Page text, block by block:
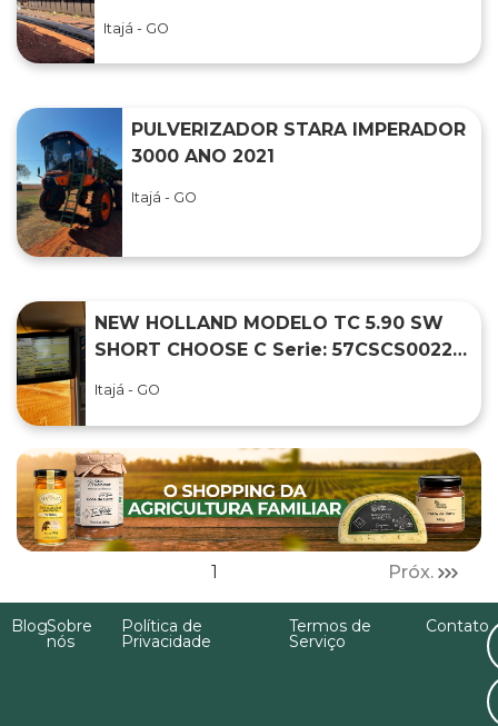
Itajá - GO
PULVERIZADOR STARA IMPERADOR
3000 ANO 2021
Itajá - GO
NEW HOLLAND MODELO TC 5.90 SW
SHORT CHOOSE C Serie: 57CSCS00228
Itajá - GO
1 Próx.
BlogSobre
nós
Política de
Privacidade
Termos de
Serviço
Contato